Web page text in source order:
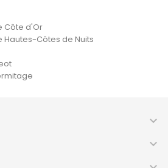
Côte d'Or
Côtes de Nuits

